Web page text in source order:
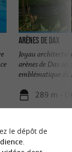
Arènes de Dax
Joyau
arènes de Dax
emblématique du
289 m -
le dépôt de
.